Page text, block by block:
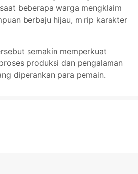
beberapa warga mengklaim
berbaju hijau, mirip karakter
semakin memperkuat
produksi dan pengalaman
diperankan para pemain.